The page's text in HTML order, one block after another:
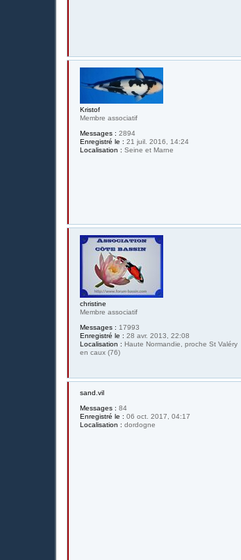
Kristof
Membre associatif
Messages : 2894
Enregistré le : 21 juil. 2016, 14:24
Localisation : Seine et Marne
christine
Membre associatif
Messages : 17993
Enregistré le : 28 avr. 2013, 22:08
Localisation : Haute Normandie, proche St Valéry
en caux (76)
sand.vil
Messages : 84
Enregistré le : 06 oct. 2017, 04:17
Localisation : dordogne